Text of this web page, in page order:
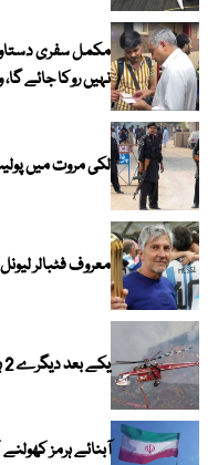
مکمل سفری
نہیں روکا جائے گا،
لکی مروت میں
معروف فٹبالر
یکے بعد دیگرے 2 ہیلی کاپٹر گر کر تباہ؛ متعدد ہلاکتیں